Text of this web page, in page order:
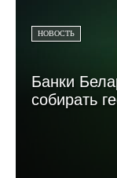
НОВОСТЬ
Банки
собирать